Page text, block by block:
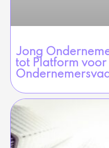
Jong
tot Platform voor